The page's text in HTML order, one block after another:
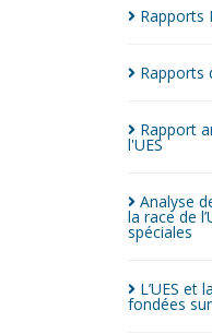
Rapports
Rapports
Rapport
l'UES
Analyse
la race de
spéciales
L’UES et
fondées